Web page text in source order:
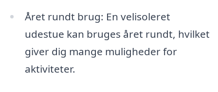
Året rundt brug: En velisoleret
udestue kan bruges året rundt, hvilket
giver dig mange muligheder for
aktiviteter.